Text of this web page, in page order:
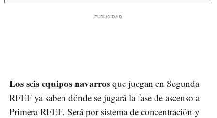
Los seis equipos navarros que juegan en Segunda
RFEF ya saben dónde se jugará la fase de ascenso a
Primera RFEF. Será por sistema de concentración y